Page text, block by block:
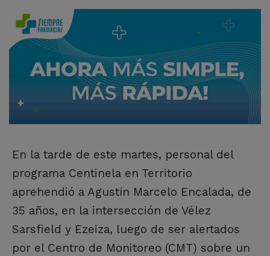
En la tarde de este martes, personal del
programa Centinela en Territorio
aprehendió a Agustín Marcelo Encalada, de
35 años, en la intersección de Vélez
Sarsfield y Ezeiza, luego de ser alertados
por el Centro de Monitoreo (CMT) sobre un